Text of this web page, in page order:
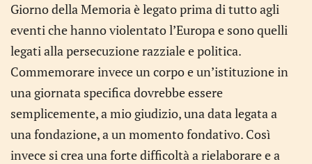
Giorno della Memoria è legato prima di tutto agli
eventi che hanno violentato l’Europa e sono quelli
legati alla persecuzione razziale e politica.
Commemorare invece un corpo e un’istituzione in
una giornata specifica dovrebbe essere
semplicemente, a mio giudizio, una data legata a
una fondazione, a un momento fondativo. Così
invece si crea una forte difficoltà a rielaborare e a